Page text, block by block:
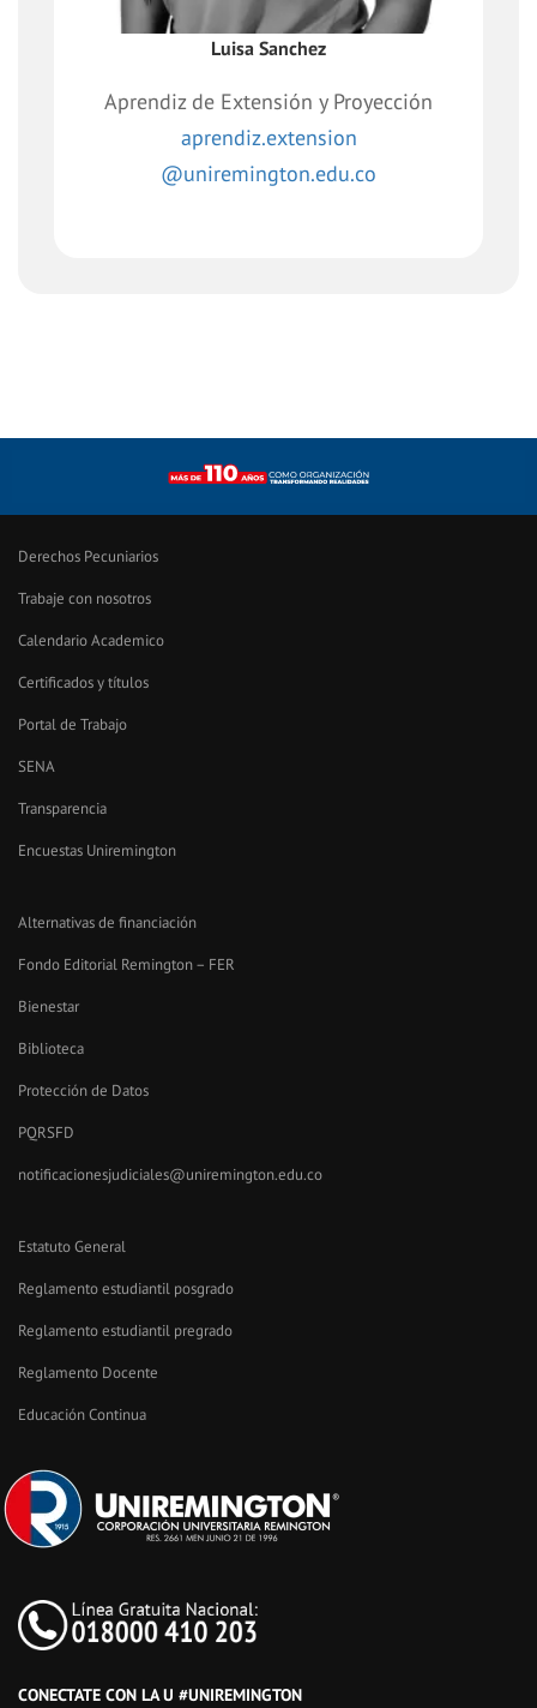
Luisa Sanchez
Aprendiz de Extensión y Proyección
aprendiz.extension
@uniremington.edu.co
Derechos Pecuniarios
Trabaje con nosotros
Calendario Academico
Certificados y títulos
Portal de Trabajo
SENA
Transparencia
Encuestas Uniremington
Alternativas de financiación
Fondo Editorial Remington – FER
Bienestar
Biblioteca
Protección de Datos
PQRSFD
notificacionesjudiciales@uniremington.edu.co
Estatuto General
Reglamento estudiantil posgrado
Reglamento estudiantil pregrado
Reglamento Docente
Educación Continua
CONECTATE CON LA U #UNIREMINGTON